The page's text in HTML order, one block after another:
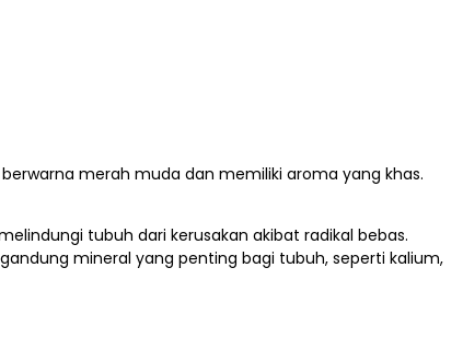
merah muda dan memiliki aroma yang khas.
tubuh dari kerusakan akibat radikal bebas.
mineral yang penting bagi tubuh, seperti kalium,